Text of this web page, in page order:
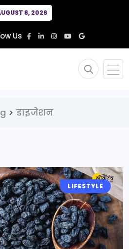
8, 2026
Us
> डाइजेशन
LIFESTYLE